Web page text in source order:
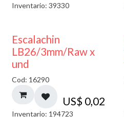
Inventario: 39330
Escalachin
LB26/3mm/Raw x
und
Cod: 16290
US$ 0,02
Inventario: 194723